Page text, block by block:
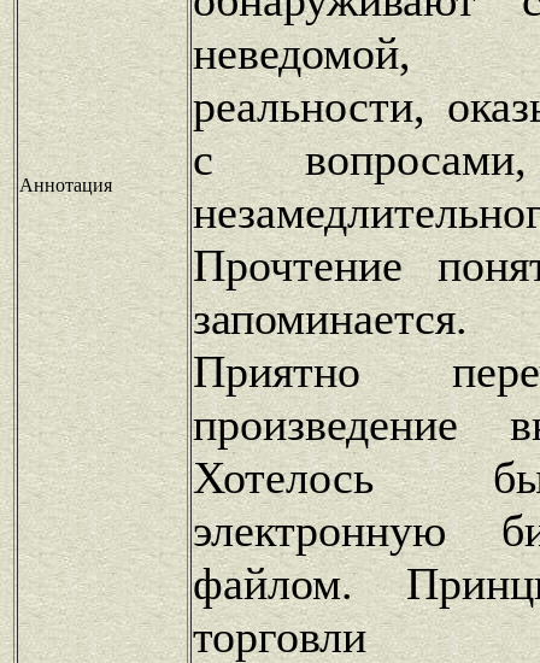
Аннотация
неведомой,
реальности,
с
Прочтение
запоминается.
Приятно
произведение
Хотелось
электронную
файлом.
торговли